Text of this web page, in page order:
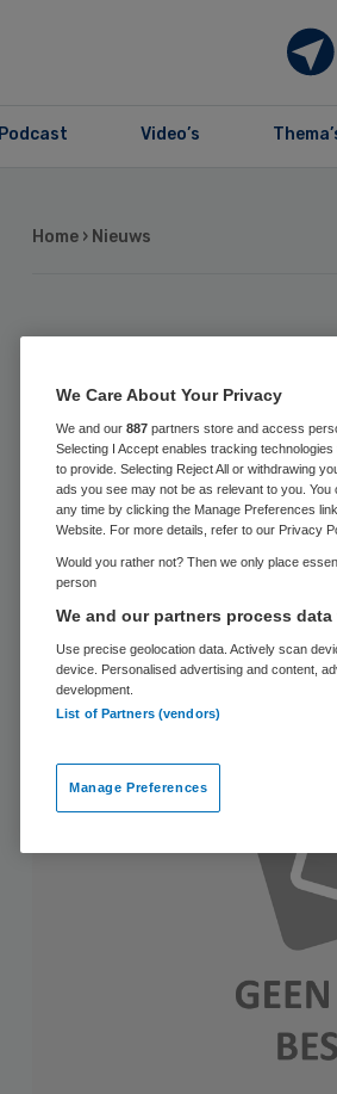
Podcast Video’s
Home › Nieuws
Zeeland
Skipr Redactie 25
We Care About Your Privacy
We and our 887 partners store and access
Selecting I Accept enables tracking
to provide. Selecting Reject All or withdrawing
ads you see may not be as relevant to you.
any time by clicking the Manage Preferences
Website. For more details, refer to our Privacy
Would you rather not? Then we only place
person
We and our partners process
Use precise geolocation data. Actively scan
device. Personalised advertising and content,
development.
List of Partners (vendors)
Manage Preferences